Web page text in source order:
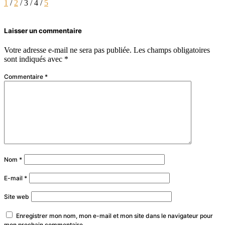
1 / 2 / 3 / 4 / 5
Laisser un commentaire
Votre adresse e-mail ne sera pas publiée. Les champs obligatoires
sont indiqués avec *
Commentaire *
Nom *
E-mail *
Site web
Enregistrer mon nom, mon e-mail et mon site dans le navigateur pour